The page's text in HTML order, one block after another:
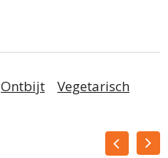
Ontbijt Vegetarisch